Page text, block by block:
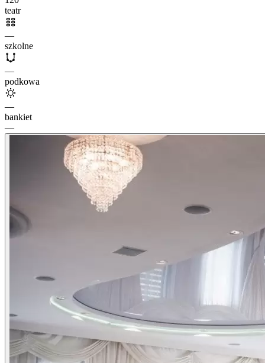
teatr
—
szkolne
—
podkowa
—
bankiet
—